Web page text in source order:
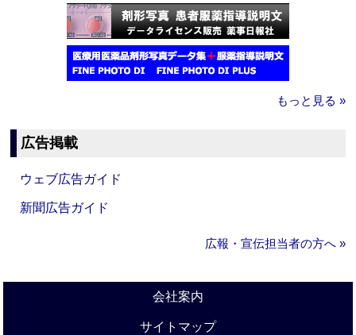
もっと見る »
広告掲載
ウェブ広告ガイド
新聞広告ガイド
広報・宣伝担当者の方へ »
会社案内
サイトマップ